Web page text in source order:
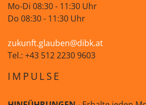
Mo-Di 08:30 - 11:30 Uhr
Do 08:30 - 11:30 Uhr
zukunft.glauben@dibk.at
Tel.: +43 512 2230 9603
IMPULSE